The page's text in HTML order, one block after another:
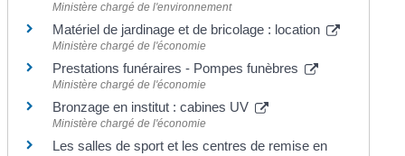
Ministère chargé de l'environnement
Matériel de jardinage et de bricolage : location
Ministère chargé de l'économie
Prestations funéraires - Pompes funèbres
Ministère chargé de l'économie
Bronzage en institut : cabines UV
Ministère chargé de l'économie
Les salles de sport et les centres de remise en